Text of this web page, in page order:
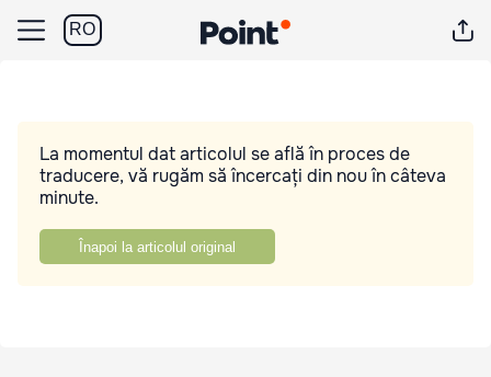
RO
La momentul dat articolul se află în proces de
traducere, vă rugăm să încercați din nou în câteva
minute.
Înapoi la articolul original